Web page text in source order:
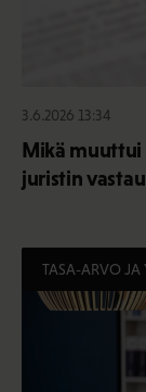
3.6.2026 13:34
Mikä muuttui
juristin
TASA-ARVO JA